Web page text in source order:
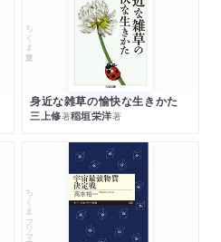
ちくま文庫
身近な雑草の愉快な生きかた
三上修著稲垣栄洋著
ちくまプリマー新書